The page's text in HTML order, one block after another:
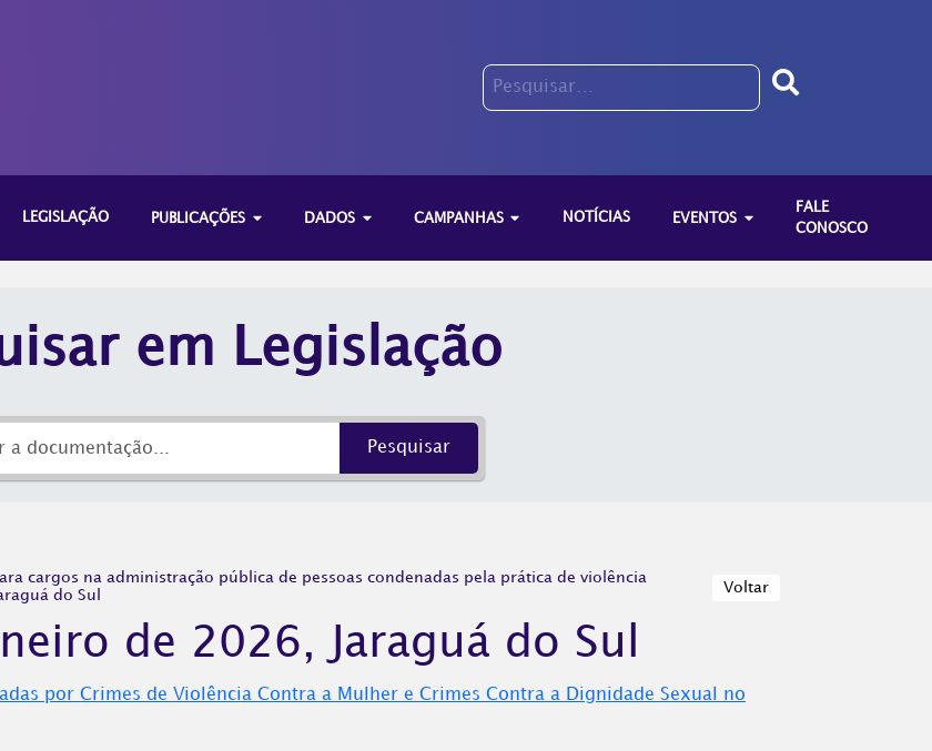
Pesquisar
LEGISLAÇÃO PUBLICAÇÕES DADOS CAMPANHAS NOTÍCIAS EVENTOS
FALE
CONOSCO
em Legislação
Pesquisar
cargos na administração pública de pessoas condenadas pela prática de violência
do Sul
Voltar
de 2026, Jaraguá do Sul
por Crimes de Violência Contra a Mulher e Crimes Contra a Dignidade Sexual no